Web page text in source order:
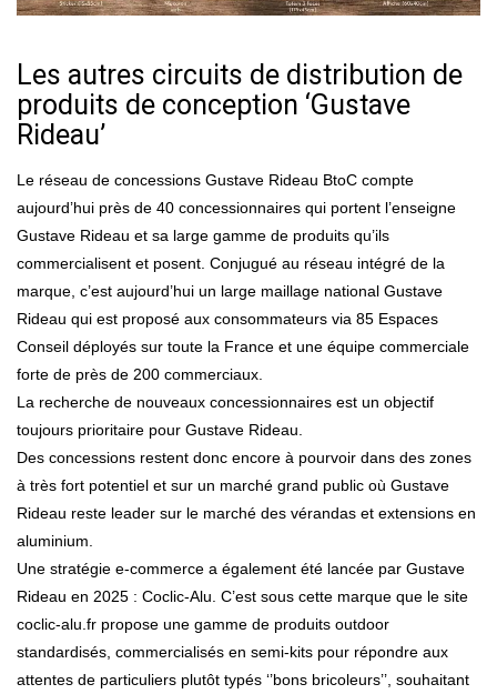
Les autres circuits de distribution de
produits de conception ‘Gustave
Rideau’
Le réseau de concessions Gustave Rideau BtoC compte
aujourd’hui près de 40 concessionnaires qui portent l’enseigne
Gustave Rideau et sa large gamme de produits qu’ils
commercialisent et posent. Conjugué au réseau intégré de la
marque, c’est aujourd’hui un large maillage national Gustave
Rideau qui est proposé aux consommateurs via 85 Espaces
Conseil déployés sur toute la France et une équipe commerciale
forte de près de 200 commerciaux.
La recherche de nouveaux concessionnaires est un objectif
toujours prioritaire pour Gustave Rideau.
Des concessions restent donc encore à pourvoir dans des zones
à très fort potentiel et sur un marché grand public où Gustave
Rideau reste leader sur le marché des vérandas et extensions en
aluminium.
Une stratégie e-commerce a également été lancée par Gustave
Rideau en 2025 : Coclic-Alu. C’est sous cette marque que le site
coclic-alu.fr propose une gamme de produits outdoor
standardisés, commercialisés en semi-kits pour répondre aux
attentes de particuliers plutôt typés ‘’bons bricoleurs’’, souhaitant